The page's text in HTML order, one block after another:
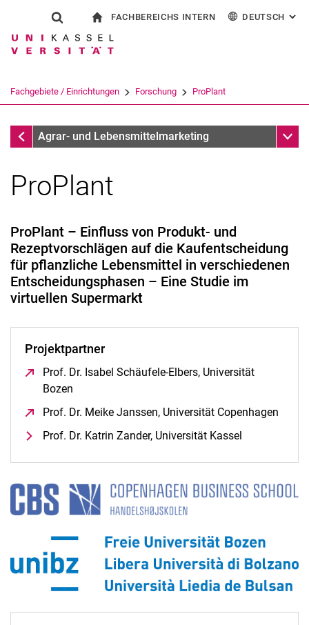
Springe direkt zu: Inhalt
Springe direkt zu: Suche
Springe direkt zu:
Suchformular
Suchbegriff
Suchen (öffnet externen Link in einem
FACHBEREICHS INTERN DEUTSCH :
Fachgebiete / Einrichtungen Forschung ProPlant
Forschung
Agrar- und Lebensmittelmarketing
ProPlant
NaNaLe
RegioInHessen
Short Food Supply Chains (Kurze Wertschöpfungsketten)
Bio-Klima-Gemüse
VORWERTS
ProPlant
ProPlant – Einfluss von Produkt- und
Rezeptvorschlägen auf die Kaufentscheidung
für pflanzliche Lebensmittel in verschiedenen
Entscheidungsphasen – Eine Studie im
virtuellen Supermarkt
Projektpartner
Prof. Dr. Isabel Schäufele-Elbers, Universität
Bozen
Prof. Dr. Meike Janssen, Universität Copenhagen
Prof. Dr. Katrin Zander, Universität Kassel